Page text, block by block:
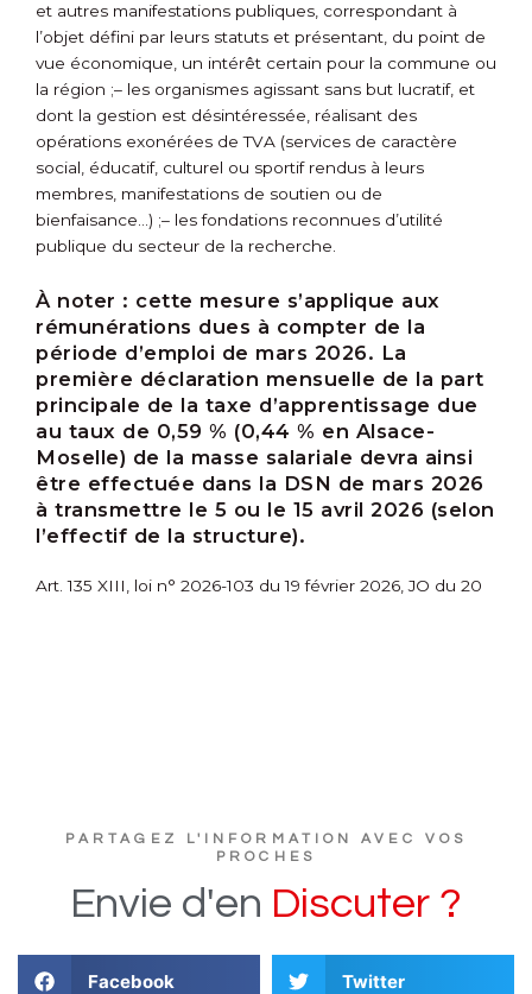
et autres manifestations publiques, correspondant à
l’objet défini par leurs statuts et présentant, du point de
vue économique, un intérêt certain pour la commune ou
la région ;– les organismes agissant sans but lucratif, et
dont la gestion est désintéressée, réalisant des
opérations exonérées de TVA (services de caractère
social, éducatif, culturel ou sportif rendus à leurs
membres, manifestations de soutien ou de
bienfaisance…) ;– les fondations reconnues d’utilité
publique du secteur de la recherche.
À noter : cette mesure s’applique aux
rémunérations dues à compter de la
période d’emploi de mars 2026. La
première déclaration mensuelle de la part
principale de la taxe d’apprentissage due
au taux de 0,59 % (0,44 % en Alsace-
Moselle) de la masse salariale devra ainsi
être effectuée dans la DSN de mars 2026
à transmettre le 5 ou le 15 avril 2026 (selon
l’effectif de la structure).
Art. 135 XIII, loi n° 2026-103 du 19 février 2026, JO du 20
PARTAGEZ L'INFORMATION AVEC VOS
PROCHES
Envie d'en Discuter ?
Facebook Twitter